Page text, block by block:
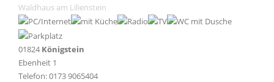
Waldhaus am Lilienstein
01824 Königstein
Ebenheit 1
Telefon: 0173 9065404